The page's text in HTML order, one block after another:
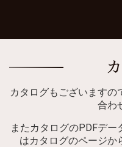
カタログもございますの
合わ
またカタログのPDFデ
はカタログのページか